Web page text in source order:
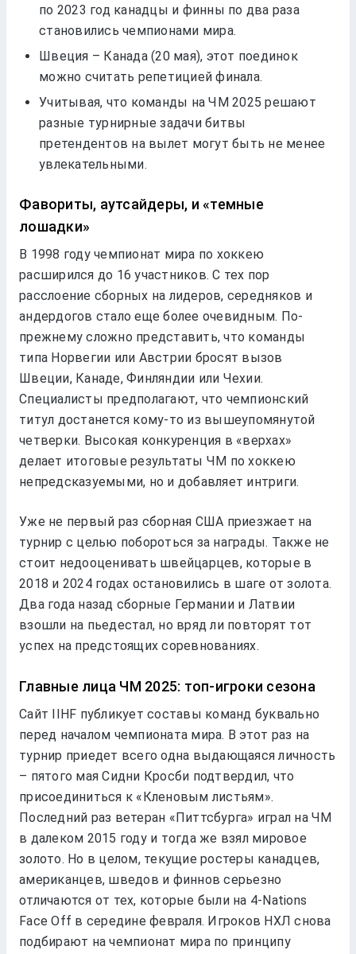
по 2023 год канадцы и финны по два раза
становились чемпионами мира.
Швеция – Канада (20 мая), этот поединок
можно считать репетицией финала.
Учитывая, что команды на ЧМ 2025 решают
разные турнирные задачи битвы
претендентов на вылет могут быть не менее
увлекательными.
Фавориты, аутсайдеры, и «темные
лошадки»
В 1998 году чемпионат мира по хоккею
расширился до 16 участников. С тех пор
расслоение сборных на лидеров, середняков и
андердогов стало еще более очевидным. По-
прежнему сложно представить, что команды
типа Норвегии или Австрии бросят вызов
Швеции, Канаде, Финляндии или Чехии.
Специалисты предполагают, что чемпионский
титул достанется кому-то из вышеупомянутой
четверки. Высокая конкуренция в «верхах»
делает итоговые результаты ЧМ по хоккею
непредсказуемыми, но и добавляет интриги.
Уже не первый раз сборная США приезжает на
турнир с целью побороться за награды. Также не
стоит недооценивать швейцарцев, которые в
2018 и 2024 годах остановились в шаге от золота.
Два года назад сборные Германии и Латвии
взошли на пьедестал, но вряд ли повторят тот
успех на предстоящих соревнованиях.
Главные лица ЧМ 2025: топ-игроки сезона
Сайт IIHF публикует составы команд буквально
перед началом чемпионата мира. В этот раз на
турнир приедет всего одна выдающаяся личность
– пятого мая Сидни Кросби подтвердил, что
присоединиться к «Кленовым листьям».
Последний раз ветеран «Питтсбурга» играл на ЧМ
в далеком 2015 году и тогда же взял мировое
золото. Но в целом, текущие ростеры канадцев,
американцев, шведов и финнов серьезно
отличаются от тех, которые были на 4-Nations
Face Off в середине февраля. Игроков НХЛ снова
подбирают на чемпионат мира по принципу